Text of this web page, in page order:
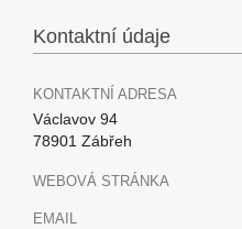
Kontaktní údaje
KONTAKTNÍ ADRESA
Václavov 94
78901 Zábřeh
WEBOVÁ STRÁNKA
EMAIL